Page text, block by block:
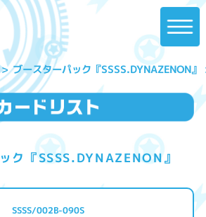
ブースターパック『SSSS.DYNAZENON』
ク『SSSS.DYNAZENON』
SSSS/002B-090S